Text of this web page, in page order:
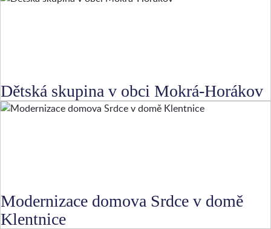
Dětská skupina v obci Mokrá-Horákov
Modernizace domova Srdce v domě
Klentnice